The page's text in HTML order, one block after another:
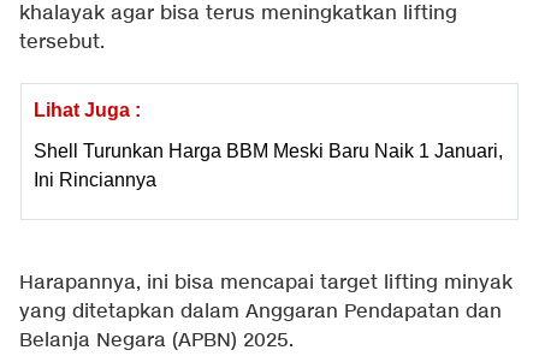
khalayak agar bisa terus meningkatkan lifting
tersebut.
Lihat Juga :
Shell Turunkan Harga BBM Meski Baru Naik 1 Januari,
Ini Rinciannya
Harapannya, ini bisa mencapai target lifting minyak
yang ditetapkan dalam Anggaran Pendapatan dan
Belanja Negara (APBN) 2025.